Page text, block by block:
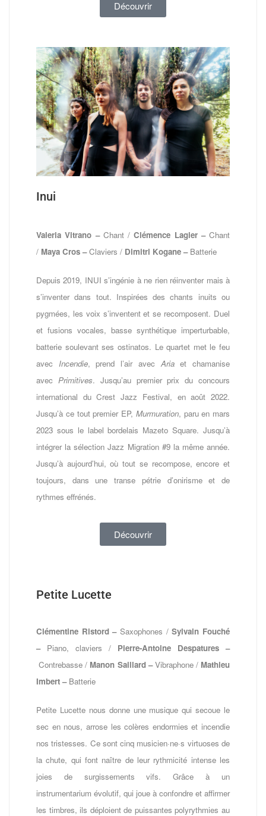
Découvrir
Inui
Valeria Vitrano –Chant /Clémence Lagier – Chant
/ Maya Cros –Claviers / Dimitri Kogane – Batterie
Depuis 2019, INUI s’ingénie à ne rien réinventer mais à
s’inventer dans tout. Inspirées des chants inuits ou
pygmées, les voix s’inventent et se recomposent. Duel
et fusions vocales, basse synthétique imperturbable,
batterie soulevant ses ostinatos. Le quartet met le feu
avec Incendie, prend l’air avecAriaet chamanise
avec Primitives. Jusqu’au premier prix du concours
international du Crest Jazz Festival, en août 2022.
Jusqu’à ce tout premier EP, Murmuration, paru en mars
2023 sous le label bordelais Mazeto Square. Jusqu’à
intégrer la sélection Jazz Migration #9 la même année.
Jusqu’à aujourd’hui, où tout se recompose, encore et
toujours, dans une transe pétrie d’onirisme et de
rythmes effrénés.
Découvrir
Petite Lucette
Clémentine Ristord – Saxophones /Sylvain Fouché
– Piano, claviers / Pierre-Antoine Despatures –
Contrebasse / Manon Saillard –Vibraphone / Mathieu
Imbert – Batterie
Petite Lucette nous donne une musique qui secoue le
sec en nous, arrose les colères endormies et incendie
nos tristesses. Ce sont cinq musicien·ne·s virtuoses de
la chute, qui font naître de leur rythmicité intense les
joies de surgissements vifs. Grâce à un
instrumentarium évolutif, qui joue à confondre et affirmer
les timbres, ils déploient de puissantes polyrythmies au